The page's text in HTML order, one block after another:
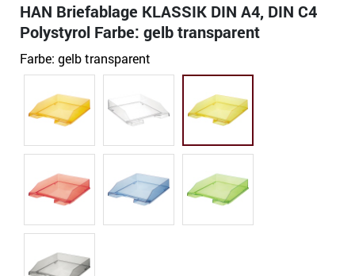
HAN Briefablage KLASSIK DIN A4, DIN C4
Polystyrol Farbe: gelb transparent
Farbe: gelb transparent